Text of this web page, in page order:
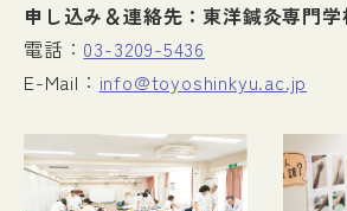
申し込み＆連絡先：東洋鍼灸専門
電話： 03-3209-5436
E-Mail： info@toyoshinkyu.ac.jp